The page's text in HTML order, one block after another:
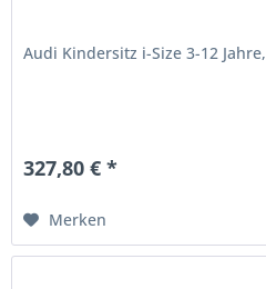
Audi Kindersitz i-Size 3-12
327,80 € *
Merken